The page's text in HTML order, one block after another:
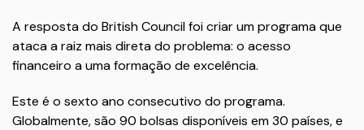
A resposta do British Council foi criar um programa que
ataca a raiz mais direta do problema: o acesso
financeiro a uma formação de excelência.
Este é o sexto ano consecutivo do programa.
Globalmente, são 90 bolsas disponíveis em 30 países, e